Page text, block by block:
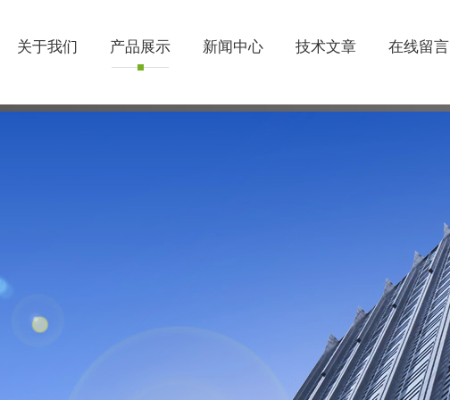
关于我们 产品展示 新闻中心 技术文章 在线留言